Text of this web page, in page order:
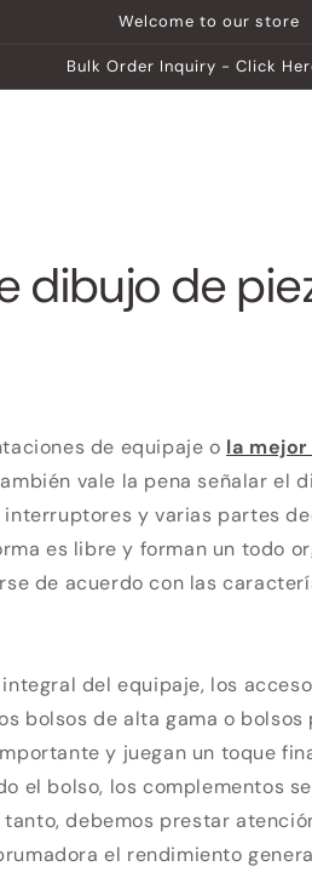
Welcome to our store
Bulk Order Inquiry - Click
dibujo de
de equipaje o la
vale la pena señalar el
y varias partes
es libre y forman un todo
de acuerdo con las
del equipaje, los
bolsos de alta gama o
y juegan un toque
el bolso, los complementos
debemos prestar
el rendimiento